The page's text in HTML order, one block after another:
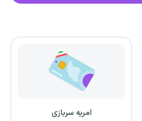
امریه سربازی